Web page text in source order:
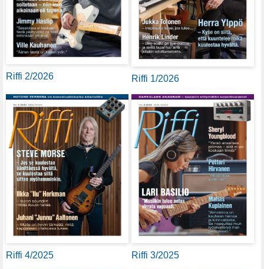
Riffi 2/2026 Riffi 1/2026
Riffi 4/2025 Riffi 3/2025